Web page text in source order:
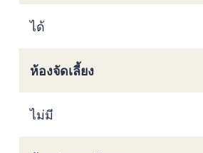
ได้
ห้องจัดเลี้ยง
ไม่มี